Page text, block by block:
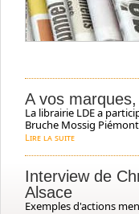
A vos
La librairie LDE a
Bruche Mossig
Lire la suite
Interview de
Alsace
Exemples d'actions